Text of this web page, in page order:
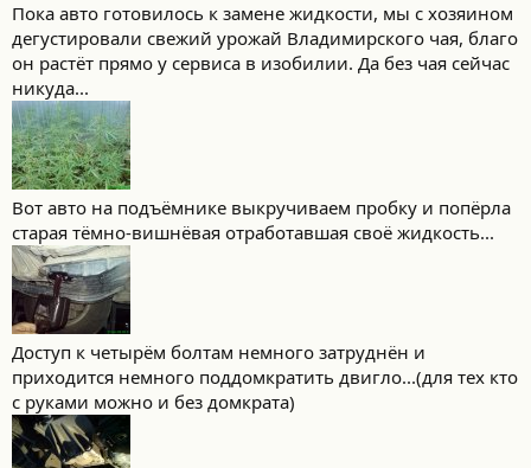
Пока авто готовилось к замене жидкости, мы с хозяином
дегустировали свежий урожай Владимирского чая, благо
он растёт прямо у сервиса в изобилии. Да без чая сейчас
никуда...
Вот авто на подъёмнике выкручиваем пробку и попёрла
старая тёмно-вишнёвая отработавшая своё жидкость...
Доступ к четырём болтам немного затруднён и
приходится немного поддомкратить двигло...(для тех кто
с руками можно и без домкрата)